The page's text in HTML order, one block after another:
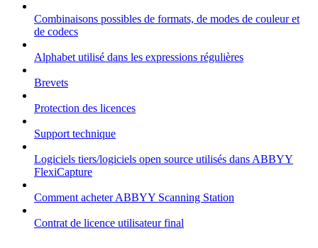
Combinaisons possibles de formats, de modes de couleur et
de codecs
Alphabet utilisé dans les expressions régulières
Brevets
Protection des licences
Support technique
Logiciels tiers/logiciels open source utilisés dans ABBYY
FlexiCapture
Comment acheter ABBYY Scanning Station
Contrat de licence utilisateur final